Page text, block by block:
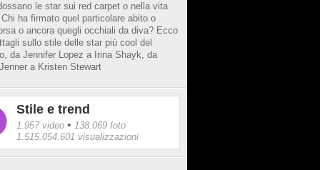
le star sui red carpet o nella vita
ha firmato quel particolare abito o
o ancora quegli occhiali da diva? Ecco
sullo stile delle star più cool del
da Jennifer Lopez a Irina Shayk, da
a Kristen Stewart
Stile e trend
1.957 video • 138.069 foto
1.515.054.601 visualizzazioni